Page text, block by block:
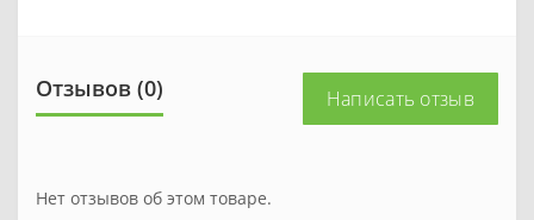
Отзывов (0) Написать отзыв
Нет отзывов об этом товаре.